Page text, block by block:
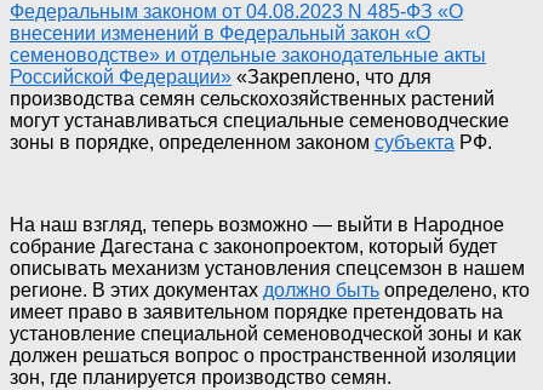
Федеральным законом от 04.08.2023 N 485-ФЗ «О
внесении изменений в Федеральный закон «О
семеноводстве» и отдельные законодательные акты
Российской Федерации» «Закреплено, что для
производства семян сельскохозяйственных растений
могут устанавливаться специальные семеноводческие
зоны в порядке, определенном законом субъекта РФ.
На наш взгляд, теперь возможно — выйти в Народное
собрание Дагестана с законопроектом, который будет
описывать механизм установления спецсемзон в нашем
регионе. В этих документах должно быть определено, кто
имеет право в заявительном порядке претендовать на
установление специальной семеноводческой зоны и как
должен решаться вопрос о пространственной изоляции
зон, где планируется производство семян.